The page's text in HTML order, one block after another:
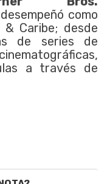
como
Caribe; desde
de series de
a través de